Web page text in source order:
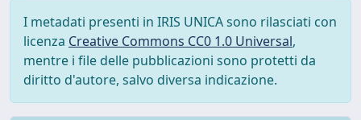
I metadati presenti in IRIS UNICA sono rilasciati con
licenza Creative Commons CC0 1.0 Universal,
mentre i file delle pubblicazioni sono protetti da
diritto d'autore, salvo diversa indicazione.